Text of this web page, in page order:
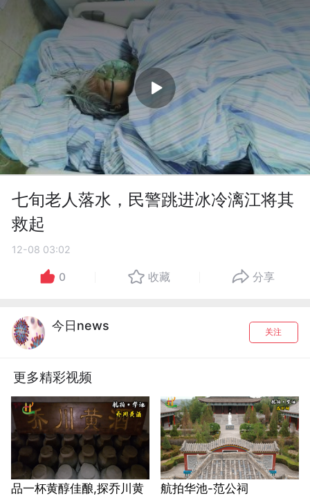
七旬老人落水，民警跳进冰冷漓江将其
救起
12-08 03:02
0 收藏 分享
今日news 关注
更多精彩视频
品一杯黄醇佳酿,探乔川黄
航拍华池-范公祠